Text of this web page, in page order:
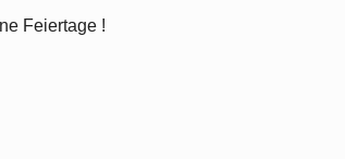
Feiertage !